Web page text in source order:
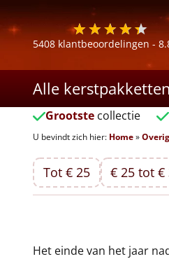
5408 klantbeoordelingen -
Alle
Grootste collectie
U bevindt zich hier: Home»
Tot € 25 € 25 tot €
Het einde van het jaar